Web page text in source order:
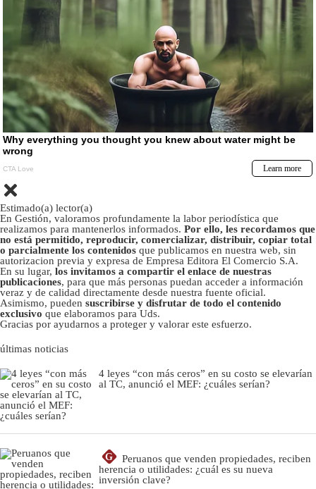
Estimado(a) lector(a)
En Gestión, valoramos profundamente la labor periodística que
realizamos para mantenerlos informados. Por ello, les recordamos que
no está permitido, reproducir, comercializar, distribuir, copiar total
o parcialmente los contenidos que publicamos en nuestra web, sin
autorizacion previa y expresa de Empresa Editora El Comercio S.A.
En su lugar, los invitamos a compartir el enlace de nuestras
publicaciones, para que más personas puedan acceder a información
veraz y de calidad directamente desde nuestra fuente oficial.
Asimismo, pueden suscribirse y disfrutar de todo el contenido
exclusivo que elaboramos para Uds.
Gracias por ayudarnos a proteger y valorar este esfuerzo.
últimas noticias
4 leyes “con más ceros” en su costo se elevarían
al TC, anunció el MEF: ¿cuáles serían?
G
Peruanos que venden propiedades, reciben
herencia o utilidades: ¿cuál es su nueva
inversión clave?